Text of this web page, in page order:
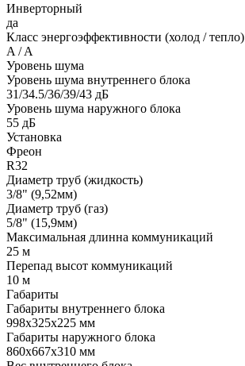
Инверторный
да
Класс энергоэффективности (холод / тепло)
A / A
Уровень шума
Уровень шума внутреннего блока
31/34.5/36/39/43 дБ
Уровень шума наружного блока
55 дБ
Установка
Фреон
R32
Диаметр труб (жидкость)
3/8" (9,52мм)
Диаметр труб (газ)
5/8" (15,9мм)
Максимальная длинна коммуникаций
25 м
Перепад высот коммуникаций
10 м
Габариты
Габариты внутреннего блока
998x325x225 мм
Габариты наружного блока
860x667x310 мм